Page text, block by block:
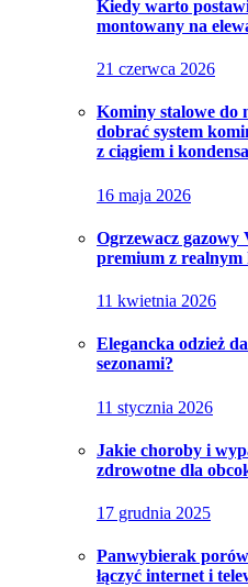
Kiedy warto
montowany na
21 czerwca 2026
Kominy stalowe do
dobrać system
z ciągiem i
16 maja 2026
Ogrzewacz
premium z realnym
11 kwietnia 2026
Elegancka odzież
sezonami?
11 stycznia 2026
Jakie choroby i
zdrowotne dla
17 grudnia 2025
Panwybierak
łączyć internet i